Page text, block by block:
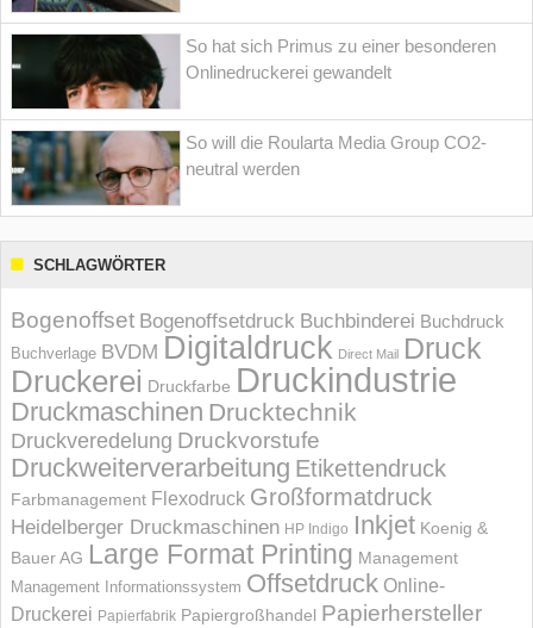
So hat sich Primus zu einer besonderen
Onlinedruckerei gewandelt
So will die Roularta Media Group CO2-
neutral werden
SCHLAGWÖRTER
Bogenoffset Bogenoffsetdruck Buchbinderei Buchdruck
Buchverlage BVDM Digitaldruck Direct Mail Druck
Druckerei Druckfarbe Druckindustrie
Druckmaschinen Drucktechnik
Druckveredelung Druckvorstufe
Druckweiterverarbeitung Etikettendruck
Farbmanagement Flexodruck Großformatdruck
Heidelberger Druckmaschinen HP Indigo Inkjet Koenig &
Bauer AG Large Format Printing Management
Management Informations­system Offsetdruck Online-
Druckerei Papierfabrik Papiergroßhandel Papierhersteller